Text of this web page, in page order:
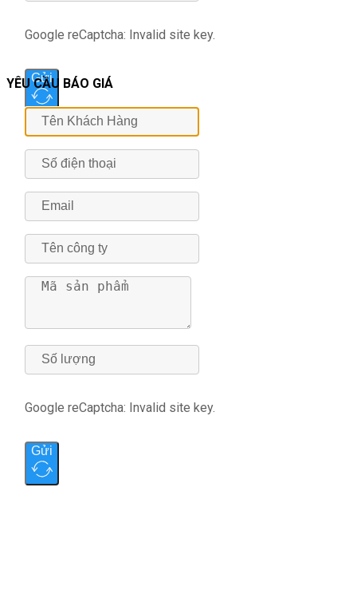
Google reCaptcha: Invalid site key.
Gửi
YÊU CẦU BÁO GIÁ
Google reCaptcha: Invalid site key.
Gửi